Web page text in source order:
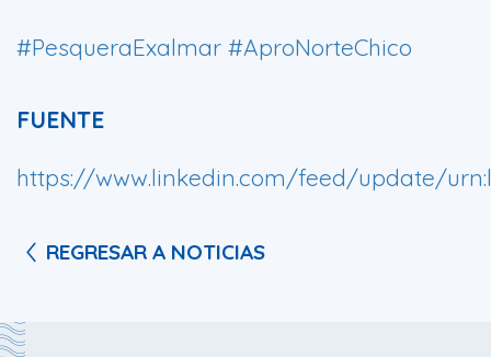
#PesqueraExalmar #AproNorteChico
FUENTE
https://www.linkedin.com/feed/update/
REGRESAR A NOTICIAS